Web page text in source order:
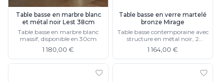
Toutes nos marques
Aldo Bernardi
Angel des Montagnes
Aromas
Artistar
Table basse en marbre blanc
et métal noir Lest 38cm
Table basse en marbre blanc
massif, disponible en 30cm
1 180,00 €
Table basse en verre martelé
bronze Mirage
Table basse contemporaine avec
structure en métal noir, 2
1 164,00 €